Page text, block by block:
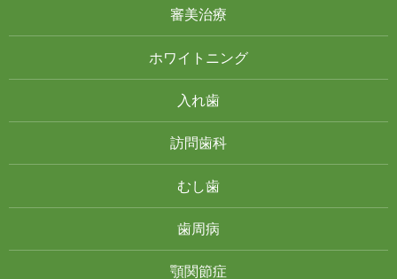
審美治療
ホワイトニング
入れ歯
訪問歯科
むし歯
歯周病
顎関節症